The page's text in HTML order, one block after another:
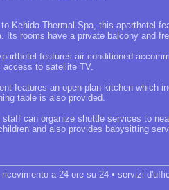
Kehida Thermal Spa, this aparthotel
Its rooms have a private balcony and
features air-conditioned
access to satellite TV.
features an open-plan kitchen which
table is also provided.
staff can organize shuttle services to
and also provides babysitting
ricevimento a 24 ore su 24 • servizi